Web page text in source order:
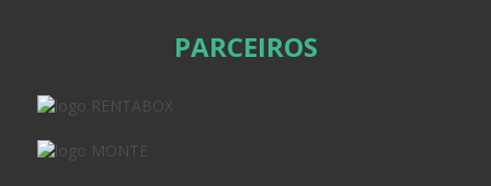
PARCEIROS